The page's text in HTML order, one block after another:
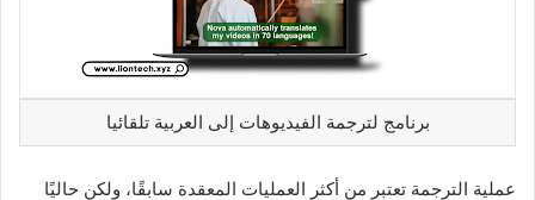
برنامج لترجمة الفيديوهات إلى العربية تلقائيا
عملية الترجمة تعتبر من أكثر العمليات المعقدة سابقًا، ولكن حاليًا